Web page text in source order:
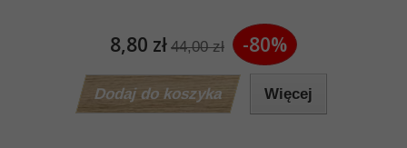
8,80 zł 44,00 zł -80%
Dodaj do koszyka Więcej